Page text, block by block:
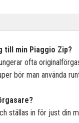
till min Piaggio Zip?
ofta
bör man använda
ställas in för just din